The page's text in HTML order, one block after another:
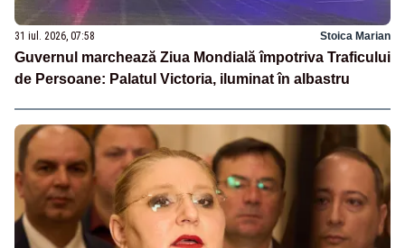
31 iul. 2026, 07:58 Stoica Marian
Guvernul marchează Ziua Mondială împotriva Traficului
de Persoane: Palatul Victoria, iluminat în albastru